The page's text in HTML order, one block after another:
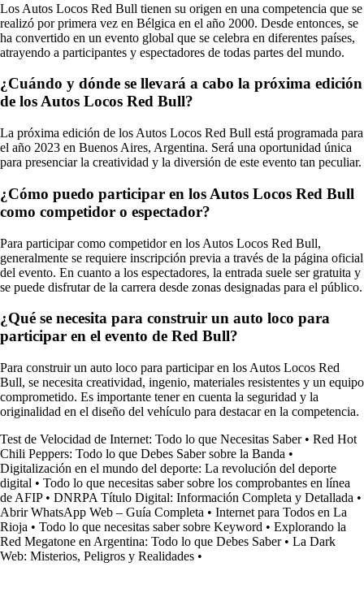
Los Autos Locos Red Bull tienen su origen en una competencia que se
realizó por primera vez en Bélgica en el año 2000. Desde entonces, se
ha convertido en un evento global que se celebra en diferentes países,
atrayendo a participantes y espectadores de todas partes del mundo.
¿Cuándo y dónde se llevará a cabo la próxima edición
de los Autos Locos Red Bull?
La próxima edición de los Autos Locos Red Bull está programada para
el año 2023 en Buenos Aires, Argentina. Será una oportunidad única
para presenciar la creatividad y la diversión de este evento tan peculiar.
¿Cómo puedo participar en los Autos Locos Red Bull
como competidor o espectador?
Para participar como competidor en los Autos Locos Red Bull,
generalmente se requiere inscripción previa a través de la página oficial
del evento. En cuanto a los espectadores, la entrada suele ser gratuita y
se puede disfrutar de la carrera desde zonas designadas para el público.
¿Qué se necesita para construir un auto loco para
participar en el evento de Red Bull?
Para construir un auto loco para participar en los Autos Locos Red
Bull, se necesita creatividad, ingenio, materiales resistentes y un equipo
comprometido. Es importante tener en cuenta la seguridad y la
originalidad en el diseño del vehículo para destacar en la competencia.
Test de Velocidad de Internet: Todo lo que Necesitas Saber• Red Hot
Chili Peppers: Todo lo que Debes Saber sobre la Banda •
Digitalización en el mundo del deporte: La revolución del deporte
digital • Todo lo que necesitas saber sobre los comprobantes en línea
de AFIP• DNRPA Título Digital: Información Completa y Detallada •
Abrir WhatsApp Web – Guía Completa • Internet para Todos en La
Rioja • Todo lo que necesitas saber sobre Keyword • Explorando la
Red Megatone en Argentina: Todo lo que Debes Saber• La Dark
Web: Misterios, Peligros y Realidades •